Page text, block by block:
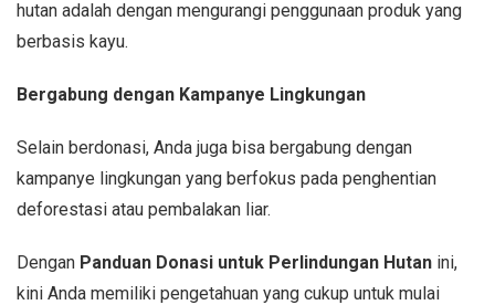
hutan adalah dengan mengurangi penggunaan produk yang
berbasis kayu.
Bergabung dengan Kampanye Lingkungan
Selain berdonasi, Anda juga bisa bergabung dengan
kampanye lingkungan yang berfokus pada penghentian
deforestasi atau pembalakan liar.
Dengan Panduan Donasi untuk Perlindungan Hutan ini,
kini Anda memiliki pengetahuan yang cukup untuk mulai